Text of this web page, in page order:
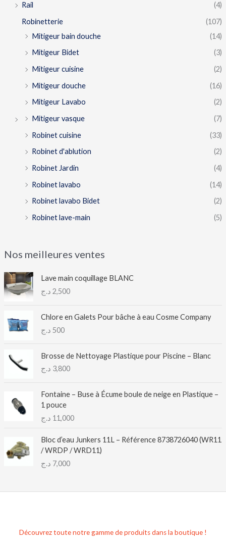
Rail
(4)
Robinetterie
(107)
Mitigeur bain douche
(14)
Mitigeur Bidet
(3)
Mitigeur cuisine
(2)
Mitigeur douche
(16)
Mitigeur Lavabo
(2)
Mitigeur vasque
(7)
Robinet cuisine
(33)
Robinet d'ablution
(2)
Robinet Jardin
(4)
Robinet lavabo
(14)
Robinet lavabo Bidet
(2)
Robinet lave-main
(5)
Nos meilleures ventes
Lave main coquillage BLANC
2,500 د.ج
Chlore en Galets Pour bâche à eau Cosme Company
500 د.ج
Brosse de Nettoyage Plastique pour Piscine – Blanc
3,800 د.ج
Fontaine – Buse à Écume boule de neige en Plastique –
1 pouce
11,000 د.ج
Bloc d’eau Junkers 11L – Référence 8738726040 (WR11
/ WRDP / WRD11)
7,000 د.ج
Découvrez toute notre gamme de produits dans la boutique !